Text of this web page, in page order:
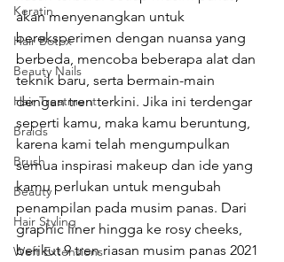
Keratin
Hair Botox
Beauty Nails
Hair Treatment
Braids
Brush
Beauty
Hair Styling
Weft Extensions
akan menyenangkan untuk
bereksperimen dengan nuansa yang
berbeda, mencoba beberapa alat dan
teknik baru, serta bermain-main
dengan tren terkini. Jika ini terdengar
seperti kamu, maka kamu beruntung,
karena kami telah mengumpulkan
semua inspirasi makeup dan ide yang
kamu perlukan untuk mengubah
penampilan pada musim panas. Dari
graphic liner hingga ke rosy cheeks,
berikut 9 tren riasan musim panas 2021